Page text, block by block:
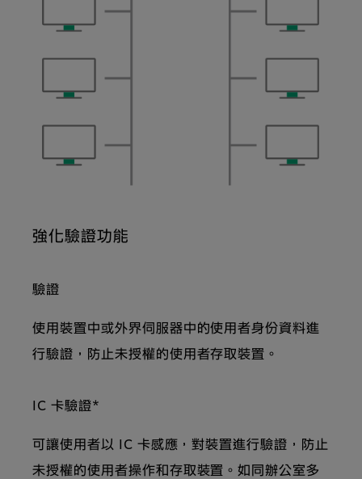
強化驗證功能
驗證
使用裝置中或外界伺服器中的使用者身份資料進
行驗證，防止未授權的使用者存取裝置。
IC 卡驗證*
可讓使用者以 IC 卡感應，對裝置進行驗證，防止
未授權的使用者操作和存取裝置。如同辦公室多